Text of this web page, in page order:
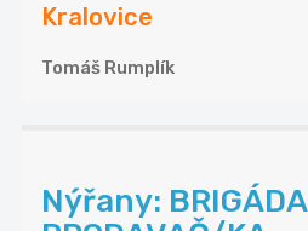
Kralovice
Tomáš Rumplík
Nýřany: BRIGÁDA